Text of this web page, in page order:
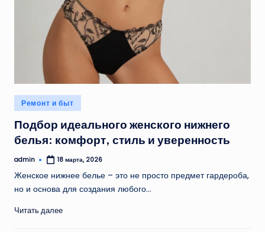
Опубликовано
в
Ремонт и быт
Подбор идеального женского нижнего
белья: комфорт, стиль и уверенность
Запись
admin 18 марта, 2026
Женское нижнее белье – это не просто предмет гардероба,
но и основа для создания любого…
Читать далее